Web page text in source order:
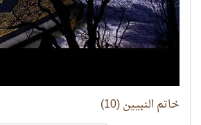
خاتم النبيين (10)